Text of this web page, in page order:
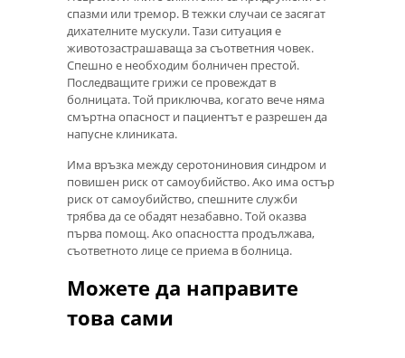
спазми или тремор. В тежки случаи се засягат
дихателните мускули. Тази ситуация е
животозастрашаваща за съответния човек.
Спешно е необходим болничен престой.
Последващите грижи се провеждат в
болницата. Той приключва, когато вече няма
смъртна опасност и пациентът е разрешен да
напусне клиниката.
Има връзка между серотониновия синдром и
повишен риск от самоубийство. Ако има остър
риск от самоубийство, спешните служби
трябва да се обадят незабавно. Той оказва
първа помощ. Ако опасността продължава,
съответното лице се приема в болница.
Можете да направите
това сами